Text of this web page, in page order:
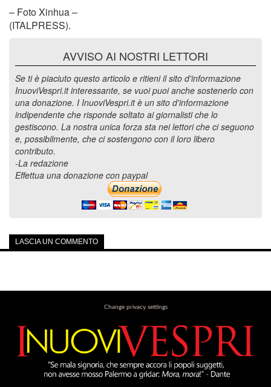
– Foto Xinhua –
(ITALPRESS).
AVVISO AI NOSTRI LETTORI
Se ti è piaciuto questo articolo e ritieni il sito d'informazione
InuoviVespri.it interessante, se vuoi puoi anche sostenerlo con
una donazione. I InuoviVespri.it è un sito d'informazione
indipendente che risponde soltato ai giornalisti che lo
gestiscono. La nostra unica forza sta nei lettori che ci seguono
e, possibilmente, che ci sostengono con il loro libero
contributo.
-La redazione
Effettua una donazione con paypal
LASCIA UN COMMENTO
Change privacy settings